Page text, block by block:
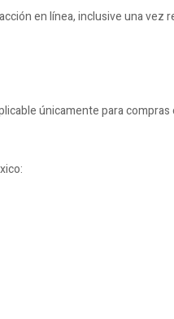
en línea, inclusive una vez
únicamente para